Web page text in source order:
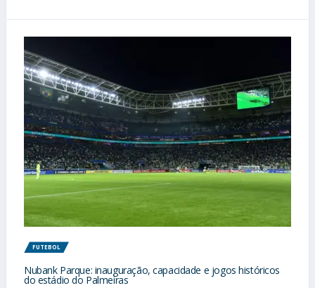
FUTEBOL
Nubank Parque: inauguração, capacidade e jogos históricos
do estádio do Palmeiras